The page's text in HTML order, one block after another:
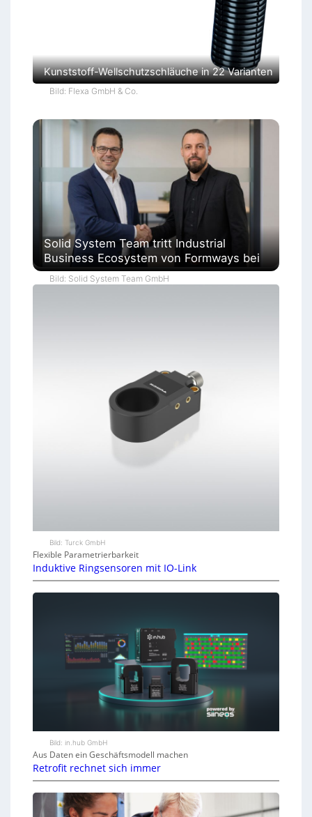
Kunststoff-Wellschutzschläuche in 22 Varianten
Bild: Flexa GmbH & Co.
Solid System Team tritt Industrial
Business Ecosystem von Formways bei
Bild: Solid System Team GmbH
Bild: Turck GmbH
Flexible Parametrierbarkeit
Induktive Ringsensoren mit IO-Link
Bild: in.hub GmbH
Aus Daten ein Geschäftsmodell machen
Retrofit rechnet sich immer